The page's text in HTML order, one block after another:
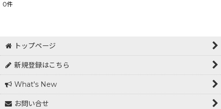
並び順:
0件
トップページ
新規登録はこちら
What's New
お問い合せ